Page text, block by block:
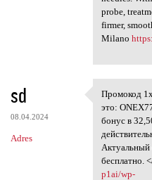
probe,
firmer,
Milano
sd
08.04.2024
Adres
Промокод
это:
бонус в
Актуальный
бесплатно.
p1ai/wp-